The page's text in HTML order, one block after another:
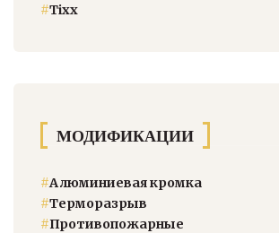
#Тixx
МОДИФИКАЦИИ
#Алюминиевая кромка
#Терморазрыв
#Противопожарные